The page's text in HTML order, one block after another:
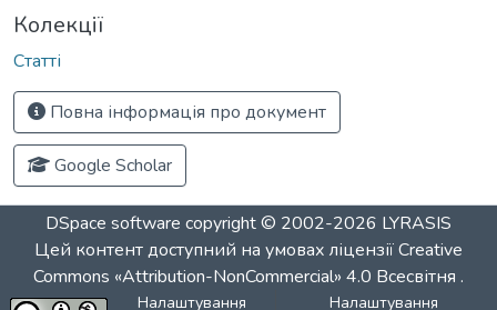
Колекції
Статті
Повна інформація про документ
Google Scholar
DSpace software copyright © 2002-2026 LYRASIS
Цей контент доступний на умовах ліцензіїCreative
Commons «Attribution-NonCommercial» 4.0 Всесвітня .
Налаштування Налаштування